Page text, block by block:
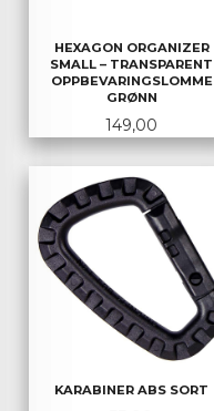
HEXAGON ORGANIZER
SMALL – TRANSPARENT
OPPBEVARINGSLOMME
GRØNN
Pris
149,00
KARABINER ABS SORT